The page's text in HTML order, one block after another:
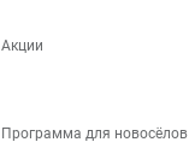
Акции
Программа для новосёлов